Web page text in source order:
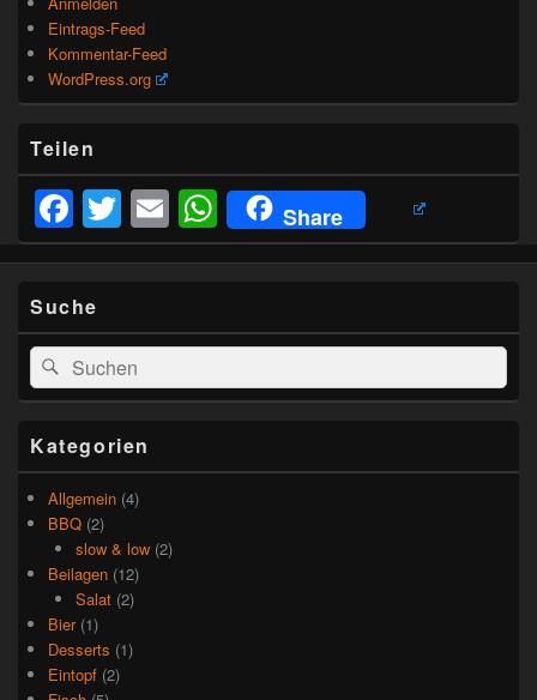
Eintrags-Feed
Kommentar-Feed
WordPress.org
Teilen
Facebook
Twitter
EmailWhatsApp
Share
Suche
Suchen
nach:
Suchen
Kategorien
Allgemein (4)
BBQ (2)
slow & low(2)
Beilagen (12)
Salat(2)
Bier(1)
Desserts (1)
Eintopf (2)